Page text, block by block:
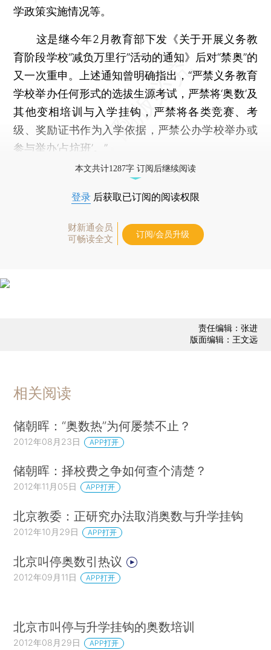
学政策实施情况等。
这是继今年2月教育部下发《关于开展义务教
育阶段学校“减负万里行”活动的通知》后对“禁奥”的
又一次重申。上述通知曾明确指出，“严禁义务教育
学校举办任何形式的选拔生源考试，严禁将‘奥数’及
其他变相培训与入学挂钩，严禁将各类竞赛、考
级、奖励证书作为入学依据，严禁公办学校举办或
参与举办‘占坑班’。”
本文共计1287字 订阅后继续阅读
登录 后获取已订阅的阅读权限
财新通会员
可畅读全文
订阅/会员升级
责任编辑：张进
版面编辑：王文远
相关阅读
储朝晖：“奥数热”为何屡禁不止？
2012年08月23日 APP打开
储朝晖：择校费之争如何查个清楚？
2012年11月05日 APP打开
北京教委：正研究办法取消奥数与升学挂钩
2012年10月29日 APP打开
北京叫停奥数引热议
2012年09月11日 APP打开
北京市叫停与升学挂钩的奥数培训
2012年08月29日 APP打开